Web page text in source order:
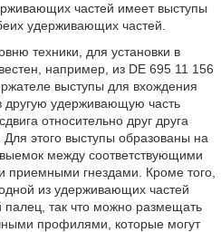
частей имеет выступы
удерживающих частей.
техники, для установки в
например, из DE 695 11 156
выступы для вхождения
удерживающую часть
относительно друг друга
этого выступы образованы на
между соответствующими
приемными гнездами. Кроме того,
из удерживающих частей
так что можно размещать
профилями, которые могут